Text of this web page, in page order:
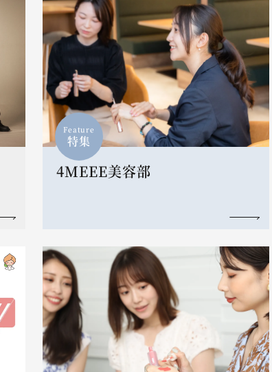
Feature
特集
4MEEE美容部